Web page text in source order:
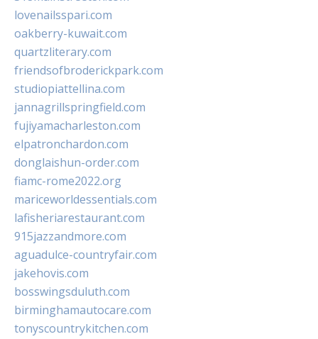
lovenailsspari.com
oakberry-kuwait.com
quartzliterary.com
friendsofbroderickpark.com
studiopiattellina.com
jannagrillspringfield.com
fujiyamacharleston.com
elpatronchardon.com
donglaishun-order.com
fiamc-rome2022.org
mariceworldessentials.com
lafisheriarestaurant.com
915jazzandmore.com
aguadulce-countryfair.com
jakehovis.com
bosswingsduluth.com
birminghamautocare.com
tonyscountrykitchen.com